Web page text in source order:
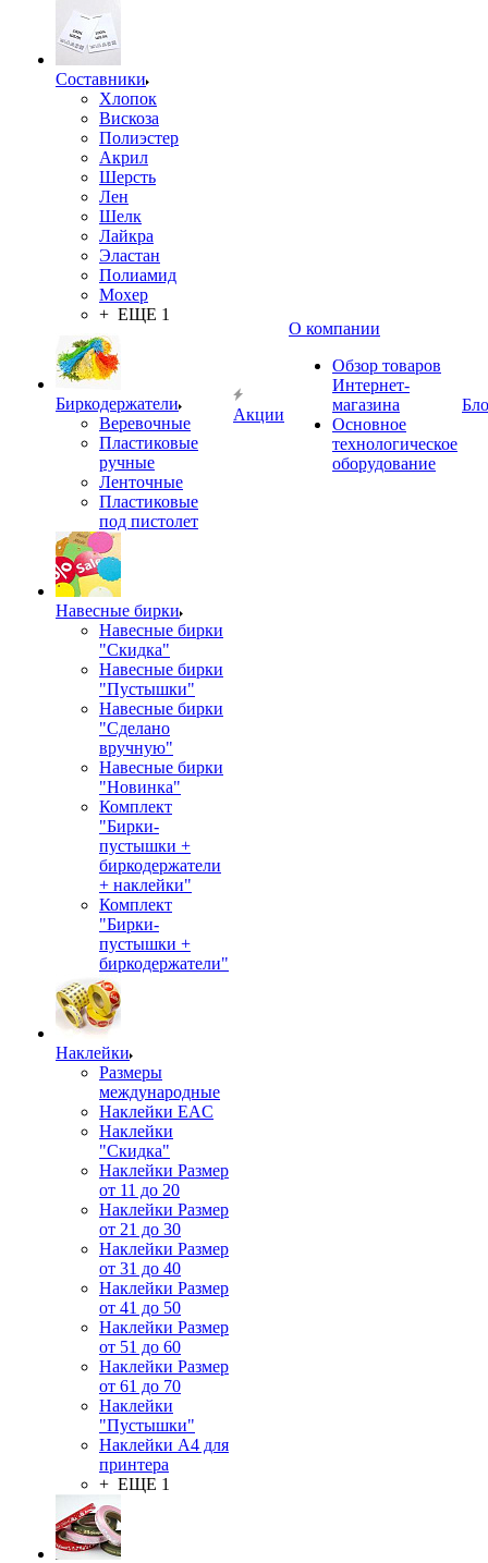
Составники
Хлопок
Вискоза
Полиэстер
Акрил
Шерсть
Лен
Шелк
Лайкра
Эластан
Полиамид
Мохер
+ ЕЩЕ 1
Биркодержатели
Веревочные
Пластиковые
ручные
Ленточные
Пластиковые
под пистолет
Навесные бирки
Навесные бирки
"Скидка"
Навесные бирки
"Пустышки"
Навесные бирки
"Сделано
вручную"
Навесные бирки
"Новинка"
Комплект
"Бирки-
пустышки +
биркодержатели
+ наклейки"
Комплект
"Бирки-
пустышки +
биркодержатели"
Наклейки
Размеры
международные
Наклейки EAC
Наклейки
"Скидка"
Наклейки Размер
от 11 до 20
Наклейки Размер
от 21 до 30
Наклейки Размер
от 31 до 40
Наклейки Размер
от 41 до 50
Наклейки Размер
от 51 до 60
Наклейки Размер
от 61 до 70
Наклейки
"Пустышки"
Наклейки А4 для
принтера
+ ЕЩЕ 1
Акции
О компании
Обзор товаров
Интернет-
магазина
Основное
технологическое
оборудование